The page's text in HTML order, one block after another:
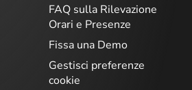
FAQ sulla Rilevazione
Orari e Presenze
Fissa una Demo
Gestisci preferenze
cookie